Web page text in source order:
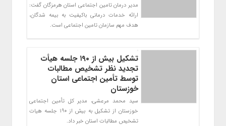
مدیر درمان تامین اجتماعی استان هرمزگان گفت:
ارائه خدمات درمانی باکیفیت به بیمه شدگان،
هدف مهم سازمان تامین اجتماعی است.
تشکیل بیش از ۱۹۰ جلسه هیأت
تجدید نظر تشخیص مطالبات
توسط تأمین اجتماعی استان
خوزستان
سید محمد مرعشی، مدیر کل تأمین اجتماعی
خوزستان از تشکیل به بیش از 190 جلسه هیات
تشخیص مطالبات استان خبر داد.